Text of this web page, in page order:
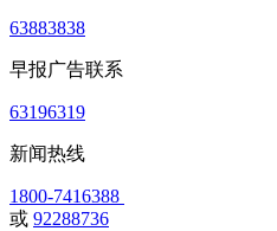
63883838
早报广告联系
63196319
新闻热线
1800-7416388
或 92288736